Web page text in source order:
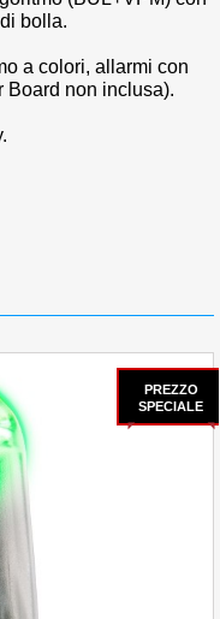
bolla.
a colori, allarmi con
Board non inclusa).
PREZZO
SPECIALE